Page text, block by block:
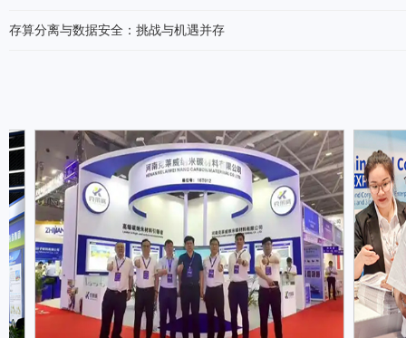
存算分离与数据安全：挑战与机遇并存